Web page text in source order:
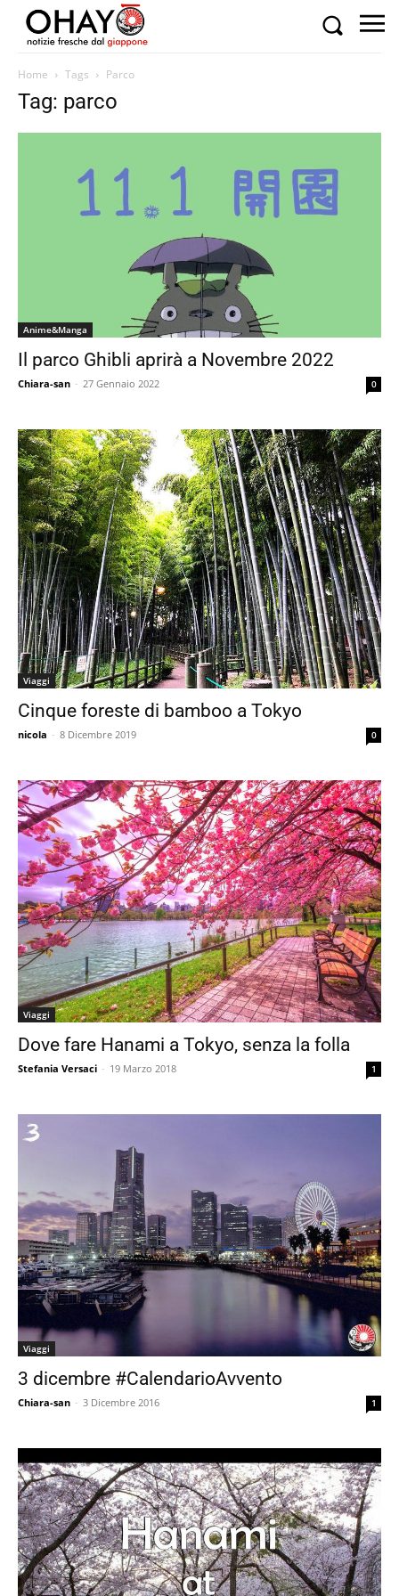
Home Tags Parco
Tag: parco
Anime&Manga
Il parco Ghibli aprirà a Novembre 2022
Chiara-san - 27 Gennaio 2022 0
Viaggi
Cinque foreste di bamboo a Tokyo
nicola - 8 Dicembre 2019 0
Viaggi
Dove fare Hanami a Tokyo, senza la folla
Stefania Versaci - 19 Marzo 2018 1
Viaggi
3 dicembre #CalendarioAvvento
Chiara-san - 3 Dicembre 2016 1